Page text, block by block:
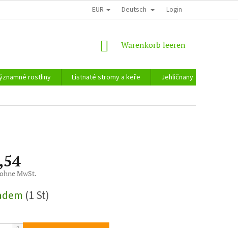
EUR Deutsch Login
WARENKORB
Warenkorb leeren
rostliny Listnaté stromy a keře Jehličnany
MwSt.
(1 St)